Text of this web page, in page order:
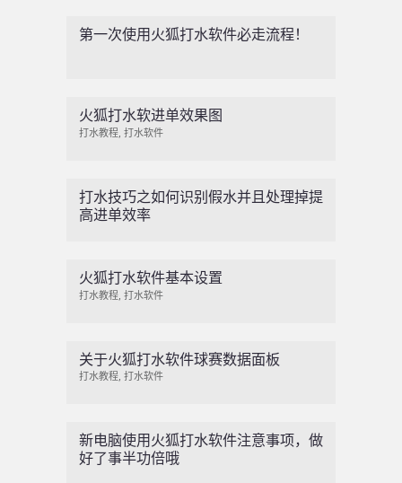
第一次使用火狐打水软件必走流程！
火狐打水软进单效果图
打水教程, 打水软件
打水技巧之如何识别假水并且处理掉提
高进单效率
火狐打水软件基本设置
打水教程, 打水软件
关于火狐打水软件球赛数据面板
打水教程, 打水软件
新电脑使用火狐打水软件注意事项，做
好了事半功倍哦